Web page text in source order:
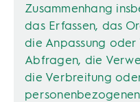
Zusammenhang
das Erfassen, das
die Anpassung
Abfragen, die
die Verbreitung